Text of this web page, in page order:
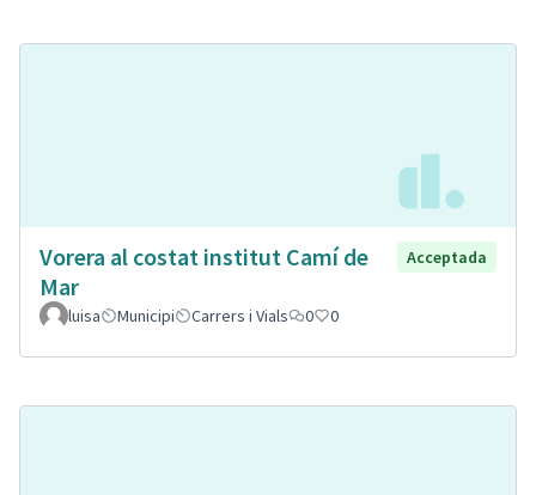
Vorera al costat institut Camí de
Mar
Acceptada
luisa Municipi Carrers i Vials 0 0